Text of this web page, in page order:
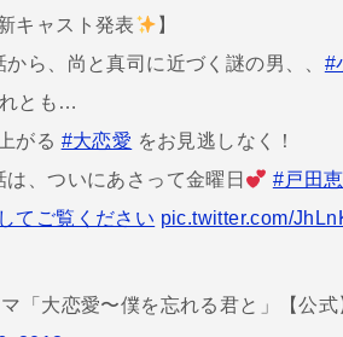
キャスト発表
】
ら、尚と真司に近づく謎の男、、 #
とも…
がる #大恋愛 をお見逃しなく！
は、ついにあさって金曜日
#戸田
てご覧ください pic.twitter.com/
「大恋愛〜僕を忘れる君と」【公